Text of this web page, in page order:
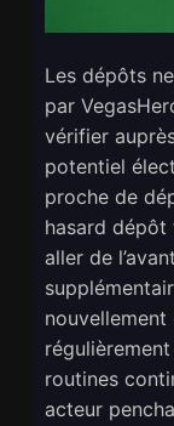
Les dépôts
par
vérifier
potentiel
proche de
hasard dépôt
aller de
routines
acteur